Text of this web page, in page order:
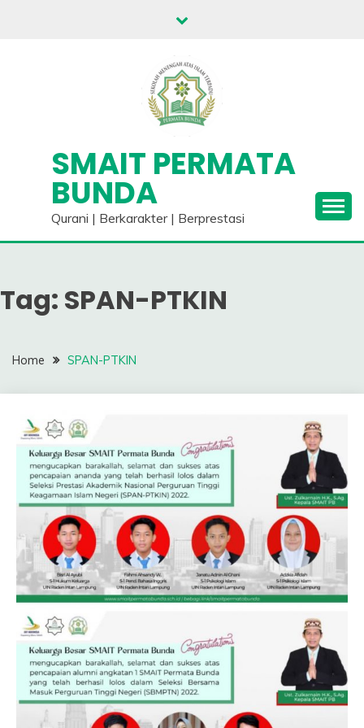
SMAIT PERMATA
BUNDA
Qurani | Berkarakter | Berprestasi
Tag: SPAN-PTKIN
Home SPAN-PTKIN